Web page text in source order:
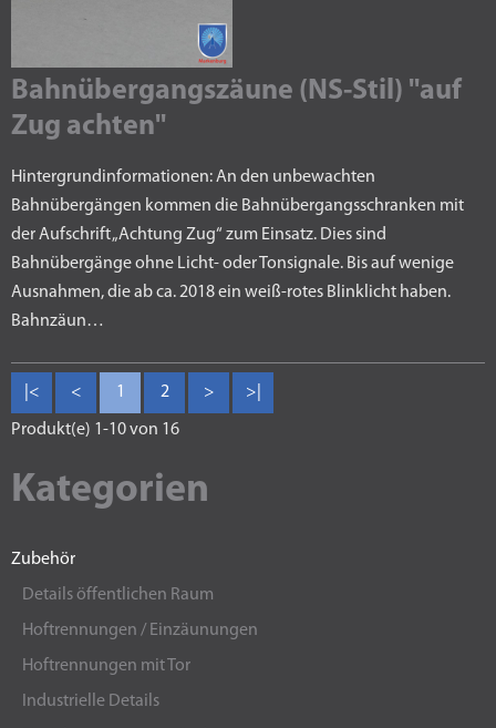
Kategorien
Zubehör
Details öffentlichen Raum
Hoftrennungen / Einzäunungen
Hoftrennungen mit Tor
Industrielle Details
Bahnübergangszäune (NS-Stil) "auf
Zug achten"
Hintergrundinformationen: An den unbewachten
Bahnübergängen kommen die Bahnübergangsschranken mit
der Aufschrift „Achtung Zug“ zum Einsatz. Dies sind
Bahnübergänge ohne Licht- oder Tonsignale. Bis auf wenige
Ausnahmen, die ab ca. 2018 ein weiß-rotes Blinklicht haben.
Bahnzäun…
|< < 1 2 > >|
Produkt(e) 1-10 von 16